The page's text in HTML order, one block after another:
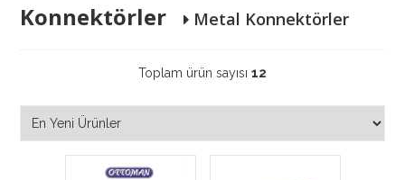
Konnektörler Metal Konnektörler
Toplam ürün sayısı 12